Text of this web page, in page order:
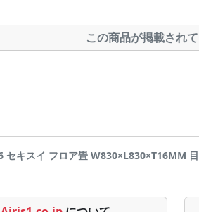
この商品が掲載され
セキスイ フロア畳